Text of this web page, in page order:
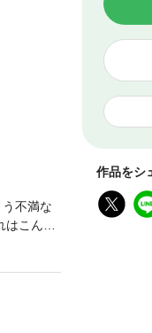
作品をシ
不満な
こんな
ある日、